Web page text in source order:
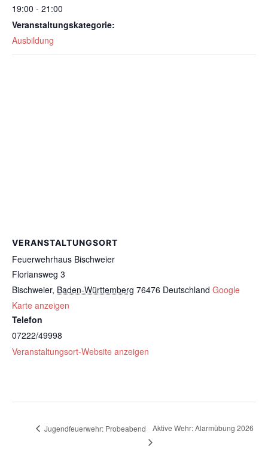
19:00 - 21:00
Veranstaltungskategorie:
Ausbildung
VERANSTALTUNGSORT
Feuerwehrhaus Bischweier
Floriansweg 3
Bischweier, Baden-Württemberg 76476 Deutschland Google
Karte anzeigen
Telefon
07222/49998
Veranstaltungsort-Website anzeigen
Jugendfeuerwehr: Probeabend Aktive Wehr: Alarmübung 2026